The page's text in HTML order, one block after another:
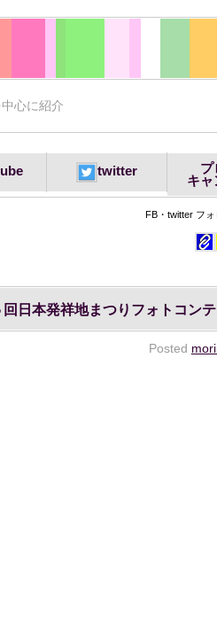
心に紹介
twitter
プ
キャ
FB・twitter フ
日本発祥地まつりフォトコンテ
Posted